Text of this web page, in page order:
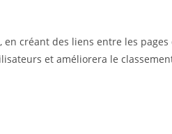
créant des liens entre les
et améliorera le